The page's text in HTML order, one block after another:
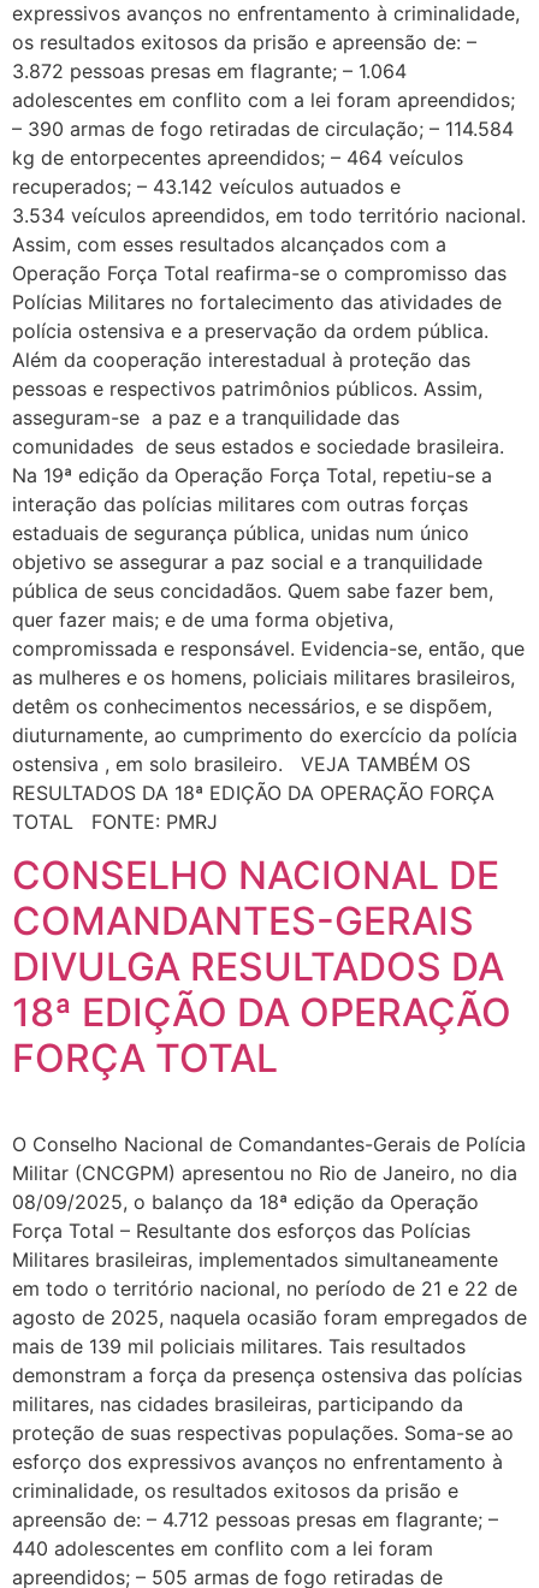
expressivos avanços no enfrentamento à criminalidade,
os resultados exitosos da prisão e apreensão de: –
3.872 pessoas presas em flagrante; – 1.064
adolescentes em conflito com a lei foram apreendidos;
– 390 armas de fogo retiradas de circulação; – 114.584
kg de entorpecentes apreendidos; – 464 veículos
recuperados; – 43.142 veículos autuados e
3.534 veículos apreendidos, em todo território nacional.
Assim, com esses resultados alcançados com a
Operação Força Total reafirma-se o compromisso das
Polícias Militares no fortalecimento das atividades de
polícia ostensiva e a preservação da ordem pública.
Além da cooperação interestadual à proteção das
pessoas e respectivos patrimônios públicos. Assim,
asseguram-se a paz e a tranquilidade das
comunidades de seus estados e sociedade brasileira.
Na 19ª edição da Operação Força Total, repetiu-se a
interação das polícias militares com outras forças
estaduais de segurança pública, unidas num único
objetivo se assegurar a paz social e a tranquilidade
pública de seus concidadãos. Quem sabe fazer bem,
quer fazer mais; e de uma forma objetiva,
compromissada e responsável. Evidencia-se, então, que
as mulheres e os homens, policiais militares brasileiros,
detêm os conhecimentos necessários, e se dispõem,
diuturnamente, ao cumprimento do exercício da polícia
ostensiva , em solo brasileiro. VEJA TAMBÉM OS
RESULTADOS DA 18ª EDIÇÃO DA OPERAÇÃO FORÇA
TOTAL FONTE: PMRJ
CONSELHO NACIONAL DE
COMANDANTES-GERAIS
DIVULGA RESULTADOS DA
18ª EDIÇÃO DA OPERAÇÃO
FORÇA TOTAL
O Conselho Nacional de Comandantes-Gerais de Polícia
Militar (CNCGPM) apresentou no Rio de Janeiro, no dia
08/09/2025, o balanço da 18ª edição da Operação
Força Total – Resultante dos esforços das Polícias
Militares brasileiras, implementados simultaneamente
em todo o território nacional, no período de 21 e 22 de
agosto de 2025, naquela ocasião foram empregados de
mais de 139 mil policiais militares. Tais resultados
demonstram a força da presença ostensiva das polícias
militares, nas cidades brasileiras, participando da
proteção de suas respectivas populações. Soma-se ao
esforço dos expressivos avanços no enfrentamento à
criminalidade, os resultados exitosos da prisão e
apreensão de: – 4.712 pessoas presas em flagrante; –
440 adolescentes em conflito com a lei foram
apreendidos; – 505 armas de fogo retiradas de